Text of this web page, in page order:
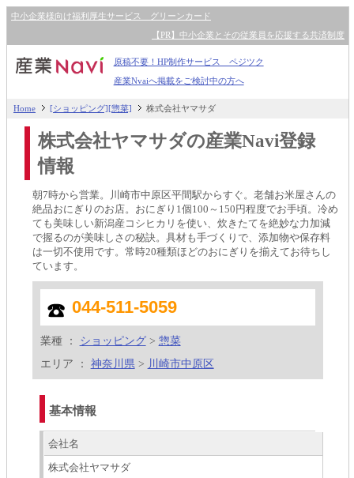
中小企業様向け福利厚生サービス グリーンカード
【PR】中小企業とその従業員を応援する共済制度
原稿不要！HP制作サービス ペジツク
産業Nvaiへ掲載をご検討中の方へ
Home [ショッピング][惣菜] 株式会社ヤマサダ
株式会社ヤマサダの産業Navi登録
情報
朝7時から営業。川崎市中原区平間駅からすぐ。老舗お米屋さんの
絶品おにぎりのお店。おにぎり1個100～150円程度でお手頃。冷め
ても美味しい新潟産コシヒカリを使い、炊きたてを絶妙な力加減
で握るのが美味しさの秘訣。具材も手づくりで、添加物や保存料
は一切不使用です。常時20種類ほどのおにぎりを揃えてお待ちし
ています。
044-511-5059
業種 ： ショッピング> 惣菜
エリア ： 神奈川県 > 川崎市中原区
基本情報
会社名
株式会社ヤマサダ